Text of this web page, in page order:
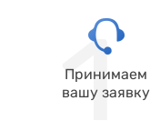
Принимаем
вашу заявку